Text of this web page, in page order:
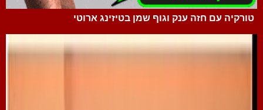
טורקיה עם חזה ענק וגוף שמן בטיזינג ארוטי